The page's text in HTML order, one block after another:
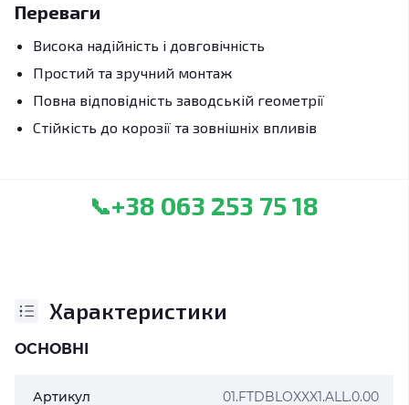
Переваги
Висока надійність і довговічність
Простий та зручний монтаж
Повна відповідність заводській геометрії
Стійкість до корозії та зовнішніх впливів
📞+38 063 253 75 18
Характеристики
ОСНОВНІ
Артикул 01.FTDBLOXXX1.ALL.0.00